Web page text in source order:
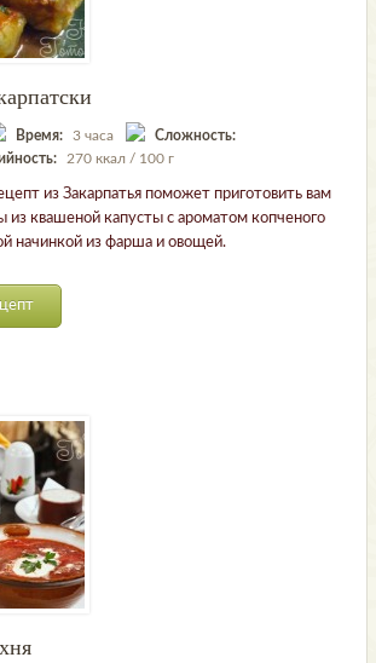
Время: 3 часа
Сложность:
270 ккал / 100 г
из Закарпатья поможет приготовить вам
из квашеной капусты с ароматом копченого
начинкой из фарша и овощей.